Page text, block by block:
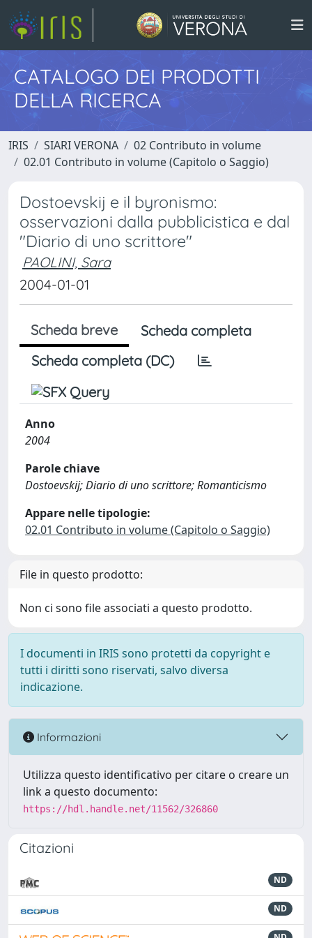
CATALOGO DEI PRODOTTI
DELLA RICERCA
IRIS SIARI VERONA
02 Contributo in volume
02.01 Contributo in volume (Capitolo o Saggio)
Dostoevskij e il byronismo:
osservazioni dalla pubblicistica e dal
"Diario di uno scrittore"
PAOLINI, Sara
2004-01-01
Scheda breve
Scheda completa
Scheda completa (DC)
Anno
2004
Parole chiave
Dostoevskij; Diario di uno scrittore; Romanticismo
Appare nelle tipologie:
02.01 Contributo in volume (Capitolo o Saggio)
File in questo prodotto:
Non ci sono file associati a questo prodotto.
I documenti in IRIS sono protetti da copyright e
tutti i diritti sono riservati, salvo diversa
indicazione.
Informazioni
Utilizza questo identificativo per citare o creare un
link a questo documento:
https://hdl.handle.net/11562/326860
Citazioni
ND
ND